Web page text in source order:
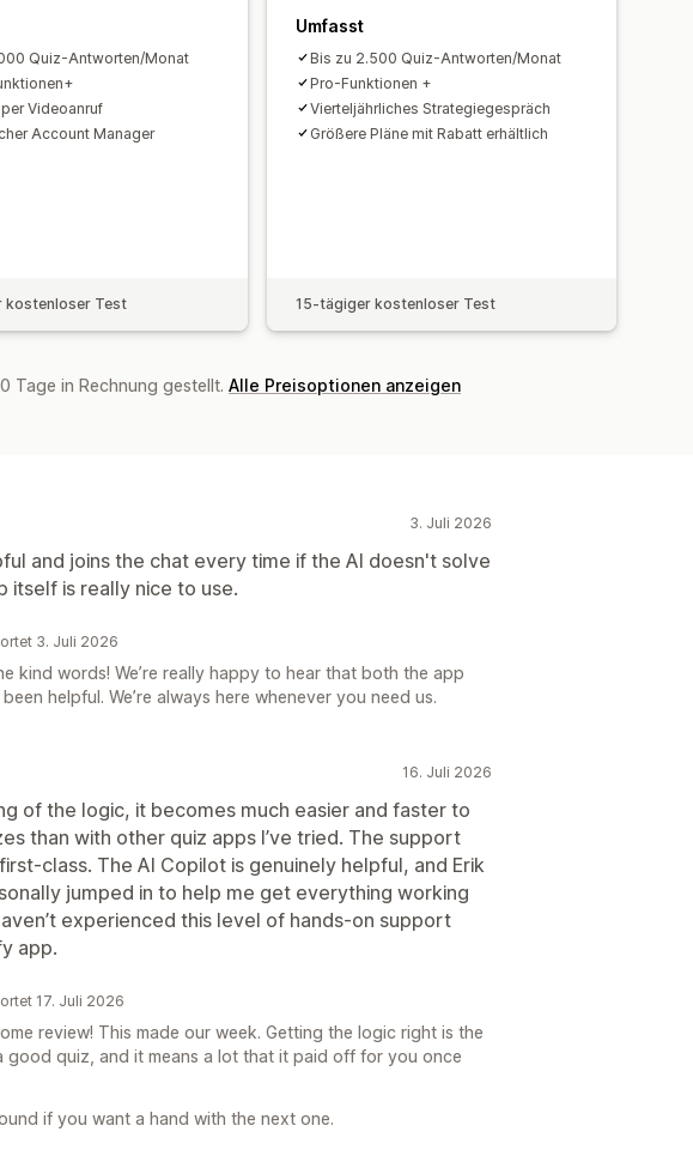
Quiz-Antworten/Monat
Videoanruf
Account Manager
kostenloser Test
Umfasst
Bis zu 2.500 Quiz-Antworten/Monat
Pro-Funktionen +
Vierteljährliches Strategiegespräch
Größere Pläne mit Rabatt erhältlich
15-tägiger kostenloser Test
Tage in Rechnung gestellt. Alle Preisoptionen anzeigen
3. Juli 2026
and joins the chat every time if the AI doesn't solve
itself is really nice to use.
3. Juli 2026
kind words! We’re really happy to hear that both the app
helpful. We’re always here whenever you need us.
16. Juli 2026
of the logic, it becomes much easier and faster to
than with other quiz apps I’ve tried. The support
class. The AI Copilot is genuinely helpful, and Erik
jumped in to help me get everything working
experienced this level of hands-on support
app.
17. Juli 2026
review! This made our week. Getting the logic right is the
good quiz, and it means a lot that it paid off for you once
if you want a hand with the next one.